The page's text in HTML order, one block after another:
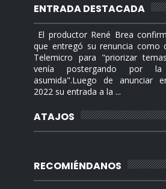
ENTRADA DESTACADA
El productor René Brea
que entregó su renuncia como
Telemicro para "priorizar
venía postergando por la
asumida".Luego de anunciar
2022 su entrada a la ...
ATAJOS
RECOMIÉNDANOS